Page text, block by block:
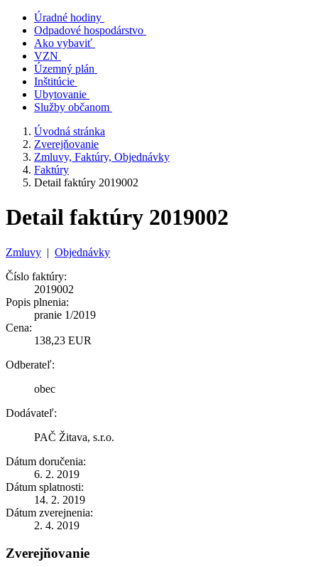
Úradné hodiny
Odpadové hospodárstvo
Ako vybaviť
VZN
Územný plán
Inštitúcie
Ubytovanie
Služby občanom
Úvodná stránka
Zverejňovanie
Zmluvy, Faktúry, Objednávky
Faktúry
Detail faktúry 2019002
Detail faktúry 2019002
Zmluvy | Objednávky
Číslo faktúry:
2019002
Popis plnenia:
pranie 1/2019
Cena:
138,23 EUR
Odberateľ:
obec
Dodávateľ:
PAČ Žitava, s.r.o.
Dátum doručenia:
6. 2. 2019
Dátum splatnosti:
14. 2. 2019
Dátum zverejnenia:
2. 4. 2019
Zverejňovanie